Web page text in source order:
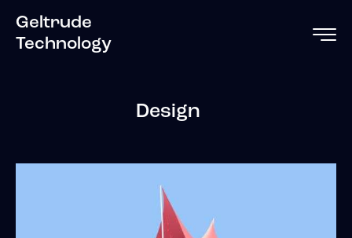
Geltrude
Technology
Design